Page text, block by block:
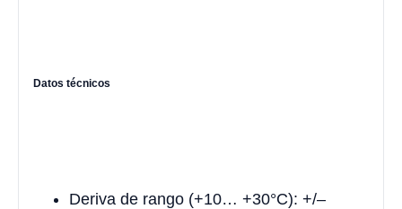
Datos técnicos
Deriva de rango (+10… +30°C): +/–